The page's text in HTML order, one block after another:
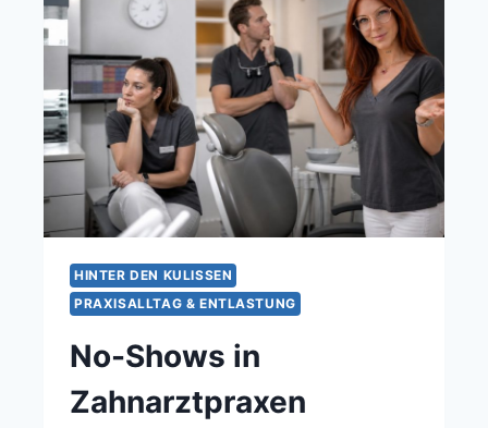
HINTER DEN KULISSEN
PRAXISALLTAG & ENTLASTUNG
No-Shows in
Zahnarztpraxen